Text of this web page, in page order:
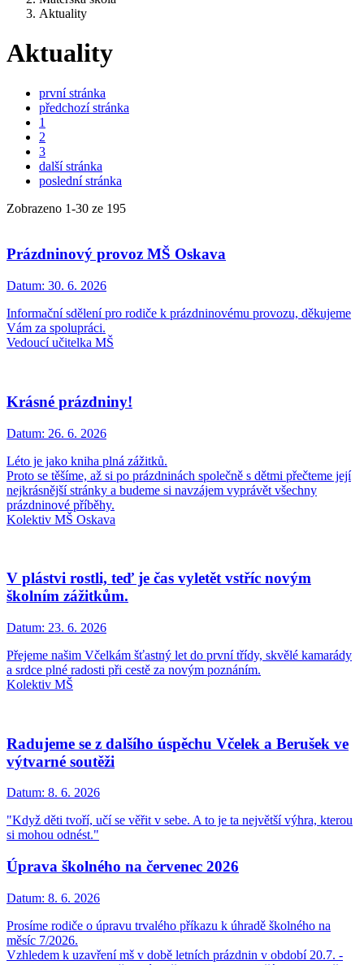
Aktuality
Aktuality
první stránka
předchozí stránka
1
2
3
další stránka
poslední stránka
Zobrazeno 1-30 ze 195
Prázdninový provoz MŠ Oskava
Datum: 30. 6. 2026
Informační sdělení pro rodiče k prázdninovému provozu, děkujeme
Vám za spolupráci.
Vedoucí učitelka MŠ
Krásné prázdniny!
Datum: 26. 6. 2026
Léto je jako kniha plná zážitků.
Proto se těšíme, až si po prázdninách společně s dětmi přečteme její
nejkrásnější stránky a budeme si navzájem vyprávět všechny
prázdninové příběhy.
Kolektiv MŠ Oskava
V plástvi rostli, teď je čas vyletět vstříc novým
školním zážitkům.
Datum: 23. 6. 2026
Přejeme našim Včelkám šťastný let do první třídy, skvělé kamarády
a srdce plné radosti při cestě za novým poznáním.
Kolektiv MŠ
Radujeme se z dalšího úspěchu Včelek a Berušek ve
výtvarné soutěži
Datum: 8. 6. 2026
"Když děti tvoří, učí se věřit v sebe. A to je ta největší výhra, kterou
si mohou odnést."
Úprava školného na červenec 2026
Datum: 8. 6. 2026
Prosíme rodiče o úpravu trvalého příkazu k úhradě školného na
měsíc 7/2026.
Vzhledem k uzavření mš v době letních prázdnin v období 20.7. -